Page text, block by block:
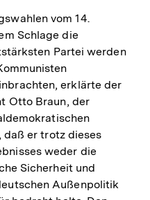
vom 14.
Schlage die
Partei werden
erklärte der
Otto Braun, der
daß er trotz dieses
weder die
Sicherheit und
Außenpolitik